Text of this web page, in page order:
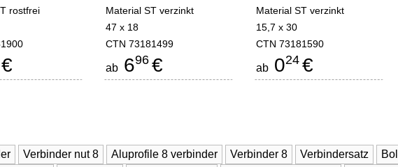
rostfrei
€
Material ST verzinkt
47 x 18
CTN 73181499
ab 696 €
Material ST verzinkt
15,7 x 30
CTN 73181590
ab 024 €
Verbinder nut 8 Aluprofile 8 verbinder Verbinder 8 Verbindersatz